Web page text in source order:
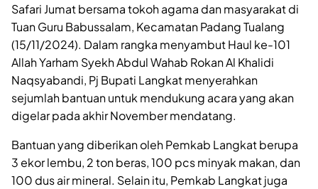
Safari Jumat bersama tokoh agama dan masyarakat di
Tuan Guru Babussalam, Kecamatan Padang Tualang
(15/11/2024). Dalam rangka menyambut Haul ke-101
Allah Yarham Syekh Abdul Wahab Rokan Al Khalidi
Naqsyabandi, Pj Bupati Langkat menyerahkan
sejumlah bantuan untuk mendukung acara yang akan
digelar pada akhir November mendatang.
Bantuan yang diberikan oleh Pemkab Langkat berupa
3 ekor lembu, 2 ton beras, 100 pcs minyak makan, dan
100 dus air mineral. Selain itu, Pemkab Langkat juga